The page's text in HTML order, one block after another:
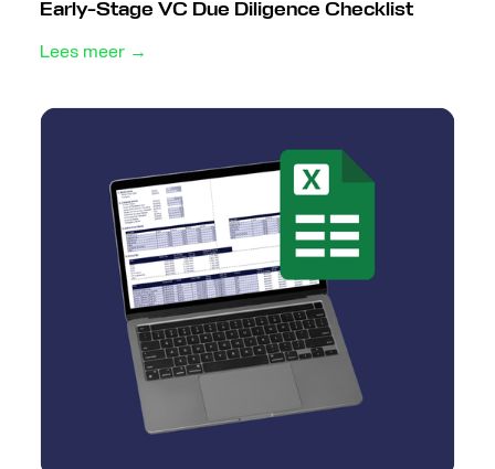
Early-Stage VC Due Diligence Checklist
Lees meer →